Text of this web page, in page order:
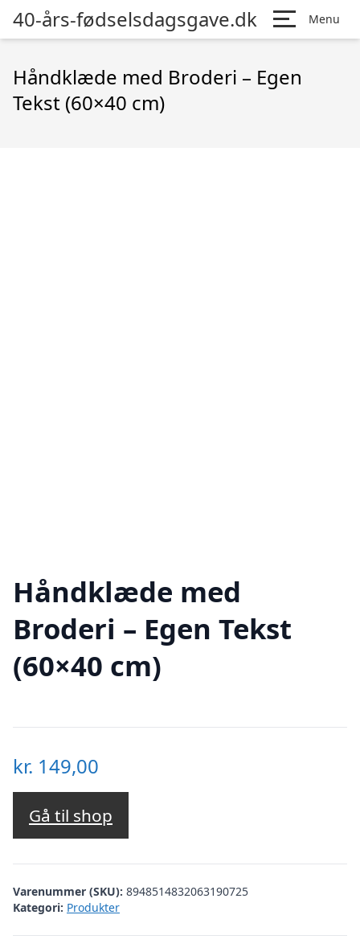
40-års-fødselsdagsgave.dk Menu
Håndklæde med Broderi – Egen
Tekst (60×40 cm)
Håndklæde med
Broderi – Egen Tekst
(60×40 cm)
kr. 149,00
Gå til shop
Varenummer (SKU): 8948514832063190725
Kategori: Produkter